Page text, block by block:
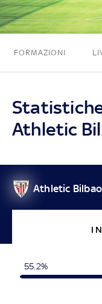
FORMAZIONI
Athletic
Athletic Bilbao
I
55.2%